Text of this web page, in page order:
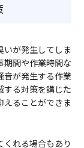
いが発生してしま
期間や作業時間な
音が発生する作業
する対策を講じた
えることができま
れる場合もあり